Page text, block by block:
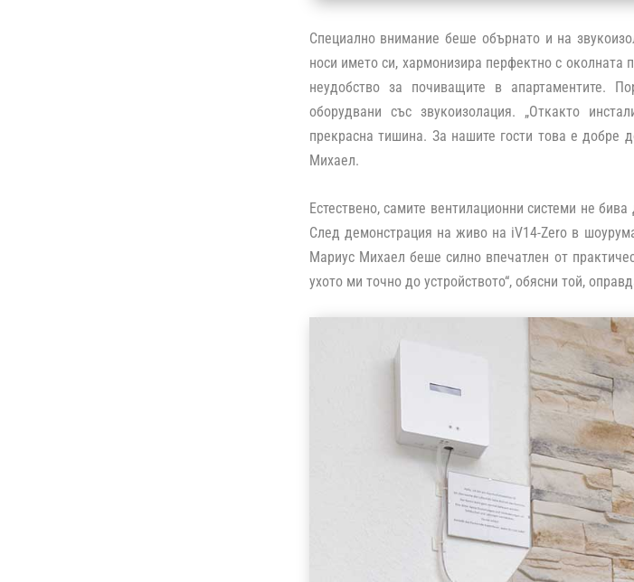
Специално внимание беше обърнато и на
носи името си, хармонизира перфектно с
неудобство за почиващите в апартаментите.
оборудвани със звукоизолация. „Откакто
прекрасна тишина. За нашите гости това е добре
Михаел.
Естествено, самите вентилационни системи не
След демонстрация на живо на iV14-Zero в
Мариус Михаел беше силно впечатлен от
ухото ми точно до устройството“, обясни той,